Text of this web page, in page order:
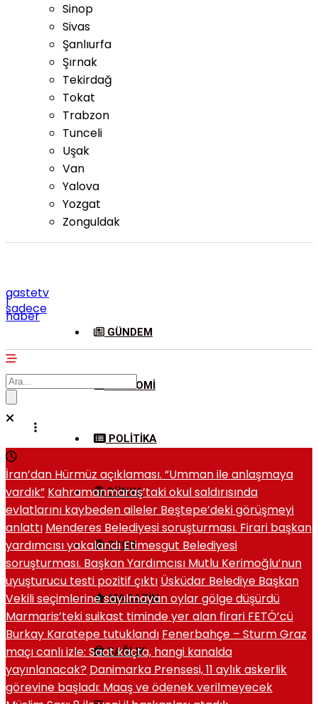
Sinop
Sivas
Şanlıurfa
Şırnak
Tekirdağ
Tokat
Trabzon
Tunceli
Uşak
Van
Yalova
Yozgat
Zonguldak
gastetv
|
sadece
haber
GÜNDEM
EKONOMI
POLITIKA
DÜNYA
SPOR
MAGAZIN
SAĞLIK
İran’dan Hürmüz açıklaması. “Umman ile anlaşmaya
vardık” Kahramanmaraş’taki okul saldırısında
evlatlarını kaybeden aileler Beştepe’deki görüşmeyi
anlattı Menderes Belediyesi soruşturması. Firari başkan
yardımcısı yakalandıEtimesgut Belediyesi
soruşturması. Başkan Yardımcısı Mutlu Kerimoğlu’nun
uyuşturucu testi pozitif çıktı Üsküdar Belediye Başkan
Vekili seçimlerine sayılmayan oylar gölge düşürdü
Marmaris’teki suikast timinde yer alan firari FETÖ’cü
Burkay Karatepe tutuklandı Fenerbahçe – Sturm Graz
maçı canlı izle: Saat kaçta, hangi kanalda
yayınlanacak? Danimarka Prensesi, 11 aylık askerlik
görevine başladı: Maaş ve ödenek verilmeyecek